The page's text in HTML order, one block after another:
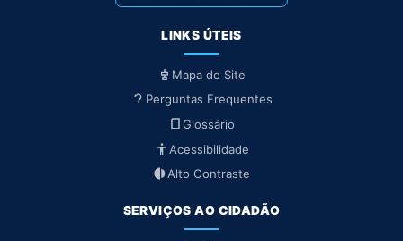
LINKS ÚTEIS
Mapa do Site
Perguntas Frequentes
Glossário
Acessibilidade
Alto Contraste
SERVIÇOS AO CIDADÃO